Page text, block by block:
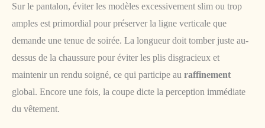
Sur le pantalon, éviter les modèles excessivement slim ou trop
amples est primordial pour préserver la ligne verticale que
demande une tenue de soirée. La longueur doit tomber juste au-
dessus de la chaussure pour éviter les plis disgracieux et
maintenir un rendu soigné, ce qui participe au raffinement
global. Encore une fois, la coupe dicte la perception immédiate
du vêtement.